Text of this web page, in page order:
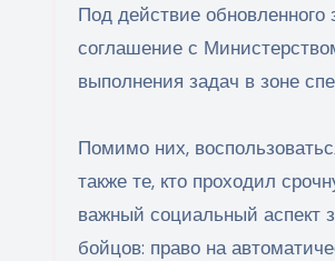
Под действие обновленного
соглашение с
выполнения задач в зоне
Помимо них,
также те, кто проходил
важный социальный аспект
бойцов: право на